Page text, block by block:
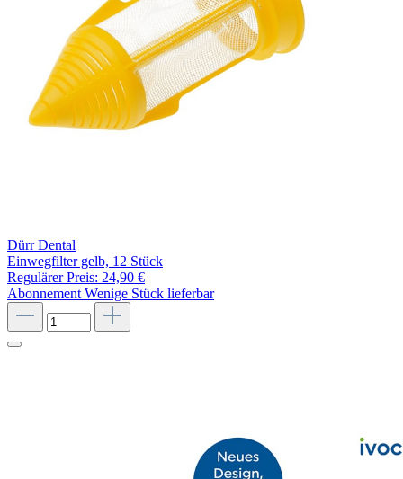
Dürr Dental
Einwegfilter gelb, 12 Stück
Regulärer Preis: 24,90 €
Abonnement Wenige Stück lieferbar